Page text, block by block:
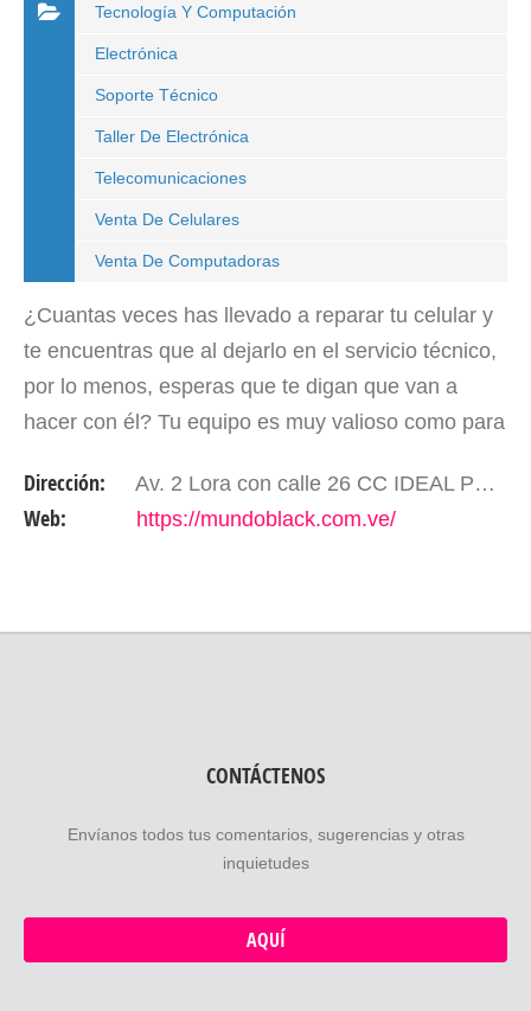
Tecnología Y Computación
Electrónica
Soporte Técnico
Taller De Electrónica
Telecomunicaciones
Venta De Celulares
Venta De Computadoras
¿Cuantas veces has llevado a reparar tu celular y
te encuentras que al dejarlo en el servicio técnico,
por lo menos, esperas que te digan que van a
hacer con él? Tu equipo es muy valioso como para
otro…
Dirección: Av. 2 Lora con calle 26 CC IDEAL PB Local 08.Mérida- Edo. Mérida. Venezuela.
Web: https://mundoblack.com.ve/
CONTÁCTENOS
Envíanos todos tus comentarios, sugerencias y otras
inquietudes
AQUÍ